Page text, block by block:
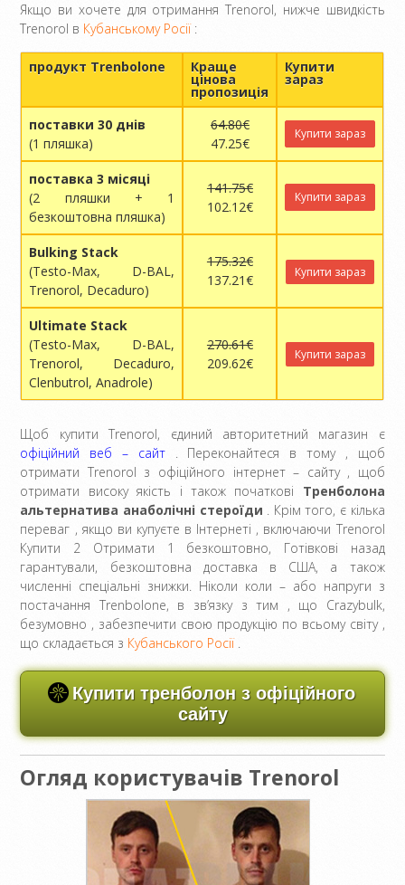
Якщо ви хочете для отримання Trenorol, нижче швидкість
Trenorol в Кубанському Росії:
продукт Trenbolone Краще
цінова
пропозиція
Купити
зараз
поставки 30 днів
(1 пляшка)
64.80€
47.25€
Купити зараз
поставка 3 місяці
(2 пляшки + 1
безкоштовна пляшка)
141.75€
102.12€
Купити зараз
Bulking Stack
(Testo-Max, D-BAL,
Trenorol, Decaduro)
175.32€
137.21€
Купити зараз
Ultimate Stack
(Testo-Max, D-BAL,
Trenorol, Decaduro,
Clenbutrol, Anadrole)
270.61€
209.62€
Купити зараз
Щоб купити Trenorol, єдиний авторитетний магазин є
офіційний веб – сайт. Переконайтеся в тому , щоб
отримати Trenorol з офіційного інтернет – сайту , щоб
отримати високу якість і також початкові Тренболона
альтернатива анаболічні стероїди . Крім того, є кілька
переваг , якщо ви купуєте в Інтернеті , включаючи Trenorol
Купити 2 Отримати 1 безкоштовно, Готівкові назад
гарантували, безкоштовна доставка в США, а також
численні спеціальні знижки. Ніколи коли – або напруги з
постачання Trenbolone, в зв’язку з тим , що Crazybulk,
безумовно , забезпечити свою продукцію по всьому світу ,
що складається з Кубанського Росії.
Купити тренболон з офіційного
сайту
Огляд користувачів Trenorol